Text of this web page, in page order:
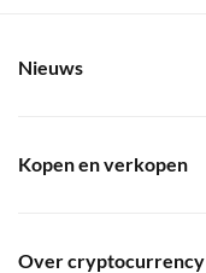
Nieuws
Kopen en verkopen
Over cryptocurrency